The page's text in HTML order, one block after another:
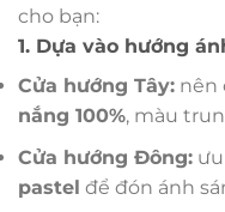
cho bạn:
1. Dựa vào hướng
Cửa hướng Tây: nên
nắng 100%, màu
Cửa hướng Đông:
pastel để đón ánh